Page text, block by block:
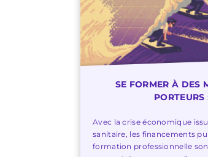
SE FORMER À DES
PORTEURS
Avec la crise économique
sanitaire, les financements
formation professionnelle